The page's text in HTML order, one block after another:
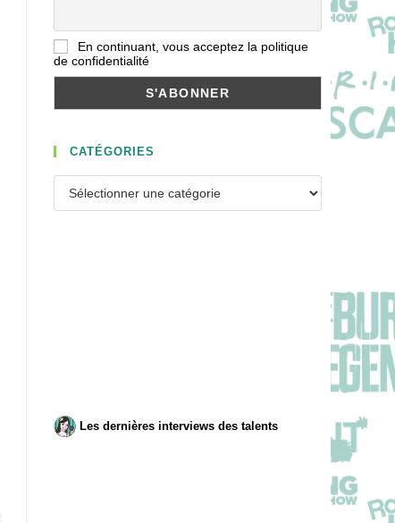
En continuant, vous acceptez la politique
de confidentialité
CATÉGORIES
Les dernières interviews des talents